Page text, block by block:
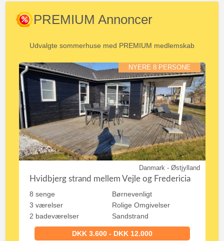
PREMIUM Annoncer
Udvalgte sommerhuse med PREMIUM medlemskab
NYERE 8 PERSONE
Danmark - Østjylland
Hvidbjerg strand mellem Vejle og Fredericia
8 senge
3 værelser
2 badeværelser
Børnevenligt
Rolige Omgivelser
Sandstrand
DKK 3.600 - DKK 12.000